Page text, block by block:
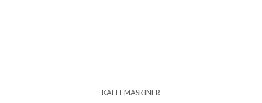
KAFFEMASKINER